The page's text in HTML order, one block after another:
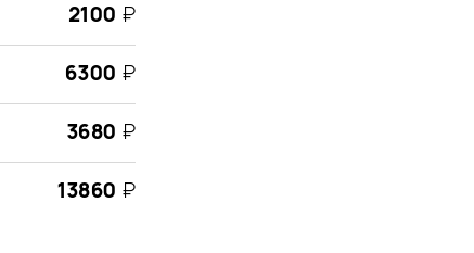
2100 ₽
6300 ₽
3680 ₽
13860 ₽